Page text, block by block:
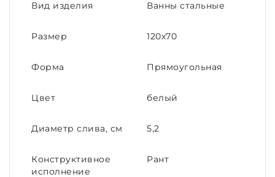
Вид изделия Ванны стальные
Размер 120х70
Форма Прямоугольная
Цвет белый
Диаметр слива, см 5,2
Конструктивное
исполнение
Рант